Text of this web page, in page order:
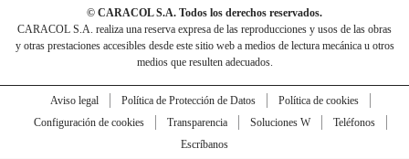
© CARACOL S.A. Todos los derechos reservados.
CARACOL S.A. realiza una reserva expresa de las reproducciones y usos de las obras
y otras prestaciones accesibles desde este sitio web a medios de lectura mecánica u otros
medios que resulten adecuados.
Aviso legal Política de Protección de Datos
Política de cookies
Configuración de cookies
Transparencia Soluciones W
Teléfonos
Escríbanos